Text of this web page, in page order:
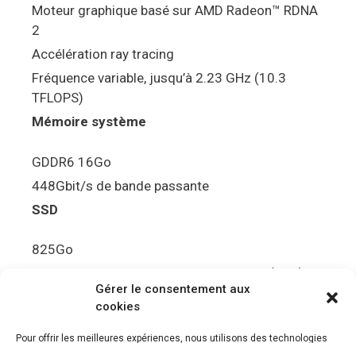
Gérer le consentement aux
cookies
Pour offrir les meilleures expériences, nous utilisons des technologies
Moteur graphique basé sur AMD Radeon™ RDNA
2
Accélération ray tracing
Fréquence variable, jusqu’à 2.23 GHz (10.3
TFLOPS)
Mémoire système
GDDR6 16Go
448Gbit/s de bande passante
SSD
825Go
5.5Gbit/s de bande passante en lecture (Brut)
Disque de jeu PS5
Ultra HD Blu-ray™, jusqu’à 100Go/disque